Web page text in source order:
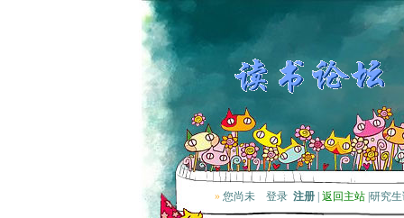
» 您尚未 登录 注册 返回主站 研究